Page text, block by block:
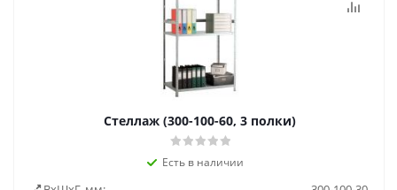
Стеллаж (300-100-60, 3 полки)
Есть в наличии